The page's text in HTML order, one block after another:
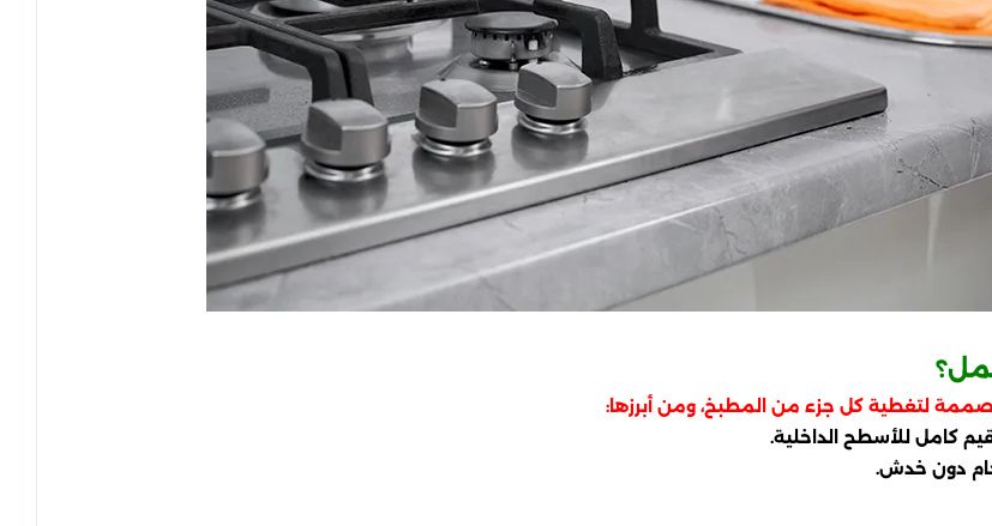
لتغطية كل جزء من المطبخ، ومن أبرزها:
كامل للأسطح الداخلية.
دون خدش.